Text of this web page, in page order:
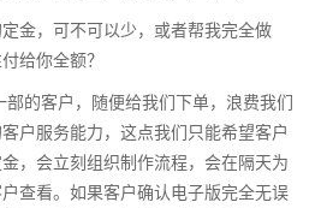
金，可不可以少，或者帮我完全做
给你全额？
的客户，随便给我们下单，浪费我们
户服务能力，这点我们只能希望客户
，会立刻组织制作流程，会在隔天为
查看。如果客户确认电子版完全无误